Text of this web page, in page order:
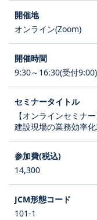
オンライン(Zoom)
9:30～16:30(受付9:00)
【オンラインセミナ
建設現場の業務効率
14,300
101-1